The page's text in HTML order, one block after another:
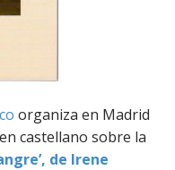
organiza en Madrid
castellano sobre la
de Irene